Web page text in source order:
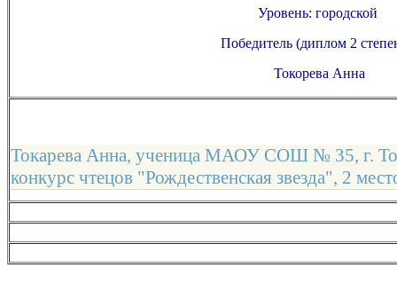
Уровень: городской
Победитель (диплом 2
Токорева Анна
Токарева Анна, ученица МАОУ СОШ № 35, г.
конкурс чтецов "Рождественская звезда", 2